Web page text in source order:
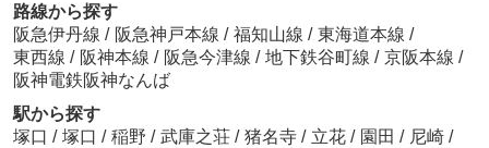
路線から探す
阪急伊丹線 / 阪急神戸本線 / 福知山線 / 東海道本線 /
東西線 / 阪神本線 / 阪急今津線 / 地下鉄谷町線 / 京阪本線 /
阪神電鉄阪神なんば
駅から探す
塚口 / 塚口 / 稲野 / 武庫之荘 / 猪名寺 / 立花 / 園田 / 尼崎 /